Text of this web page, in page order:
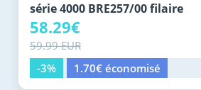
série 4000 BRE257/00 filaire
58.29€
59.99 EUR
-3%
1.70€ économisé